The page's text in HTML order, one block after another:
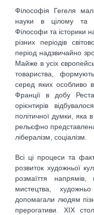
Філософія Гегеля
науки в цілому та
Філософи та історики
різних періодів
період надзвичайно
Майже в усіх
товариства,
серед яких особливо
Франції в добу
орієнтирів
політичної думки, яка
рельєфно
лібералізм, соціалізм.
Всі ці процеси та
розвиток художньої
розмаїття напрямів,
мистецтва,
допомагали людям
прерогативи. ХІХ